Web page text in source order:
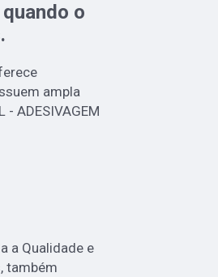
o
.
ampla
ADESIVAGEM
a Qualidade e
também